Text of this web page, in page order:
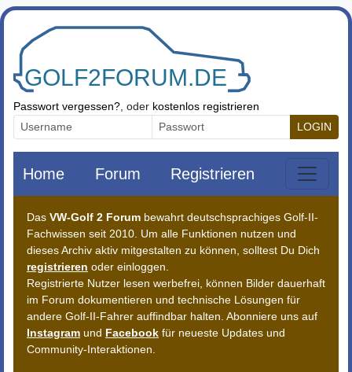
Zum Inhalt springen
Passwort vergessen? , oder kostenlos registrieren
LOGIN
Home Forum Registrieren
Das VW-Golf 2 Forum bewahrt deutschsprachiges Golf-II-
Fachwissen seit 2010. Um alle Funktionen nutzen und
dieses Archiv aktiv mitgestalten zu können, solltest Du Dich
registrieren oder einloggen.
Registrierte Nutzer lesen werbefrei, können Bilder dauerhaft
im Forum dokumentieren und technische Lösungen für
andere Golf-II-Fahrer auffindbar halten. Abonniere uns auf
Instagram und Facebook für neueste Updates und
Community-Interaktionen.